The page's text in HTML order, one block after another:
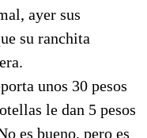
ayer sus
su ranchita
unos 30 pesos
le dan 5 pesos
es bueno, pero es